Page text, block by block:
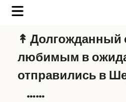
↟ Долгожданный
любимым в
отправились в
⠀……